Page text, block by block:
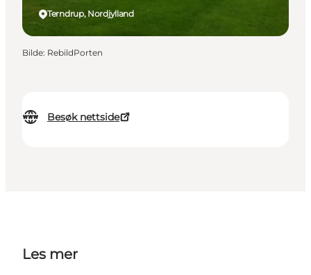
Besøk nettside
Terndrup, Nordjylland
Bilde: RebildPorten
Les mer